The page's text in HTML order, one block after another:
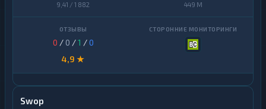
9,41 / 1 882 449 M
0 / 0 /1 /0
4,9 ★
Swop